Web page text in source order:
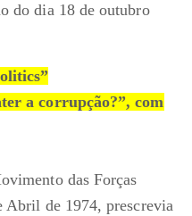
do dia 18 de outubro
a corrupção?”, com
das Forças
Abril de 1974, prescrevia